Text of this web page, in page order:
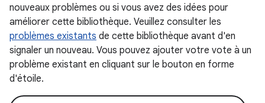
nouveaux problèmes ou si vous avez des idées pour
améliorer cette bibliothèque. Veuillez consulter les
problèmes existants de cette bibliothèque avant d'en
signaler un nouveau. Vous pouvez ajouter votre vote à un
problème existant en cliquant sur le bouton en forme
d'étoile.